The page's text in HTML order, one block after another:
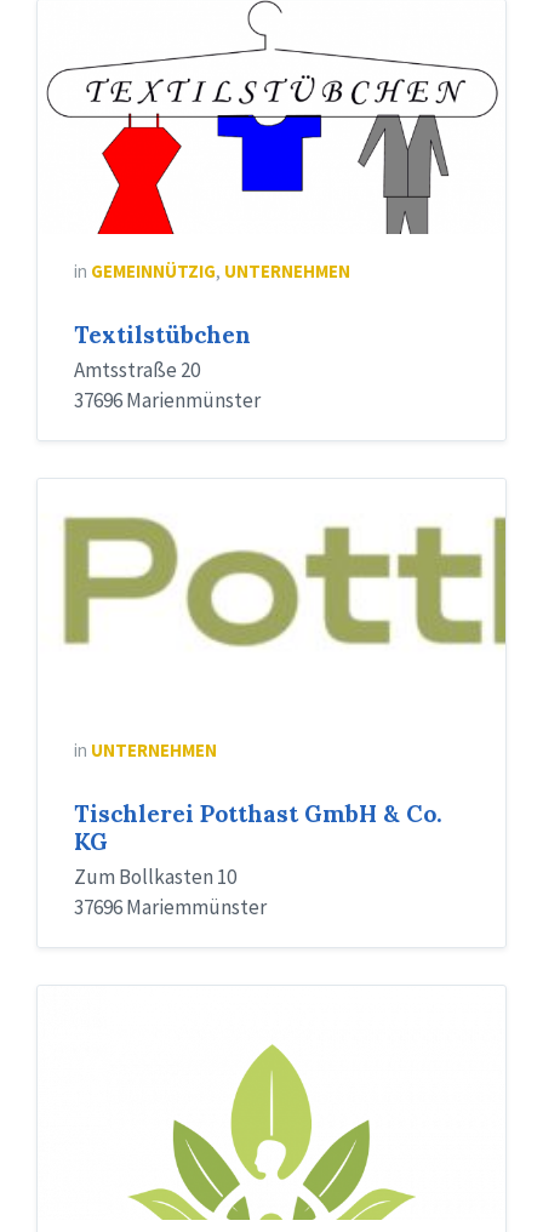
in GEMEINNÜTZIG, UNTERNEHMEN
Textilstübchen
Amtsstraße 20
37696 Marienmünster
in UNTERNEHMEN
Tischlerei Potthast GmbH & Co.
KG
Zum Bollkasten 10
37696 Mariemmünster